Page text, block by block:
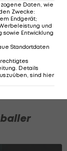
weiter:
mich ein
auf
an
in vollen
Daten, wie
Zwecke:
Endgerät;
und
sowie Entwicklung
Standortdaten
Details
sind hier